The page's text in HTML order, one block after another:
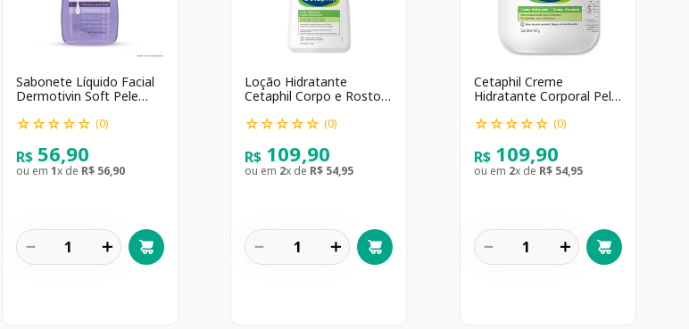
Sabonete Líquido Facial
Dermotivin Soft Pele
com 120ml
☆☆☆☆☆ (0)
R$ 56,90
ou em 1x de R$ 56,90
＋
－
Loção Hidratante
Cetaphil Corpo e Rosto
☆☆☆☆☆ (0)
R$ 109,90
ou em 2x de R$ 54,95
＋
－
Cetaphil Creme
Hidratante Corporal Pele
453g
☆☆☆☆☆ (0)
R$ 109,90
ou em 2x de R$ 54,95
＋
－